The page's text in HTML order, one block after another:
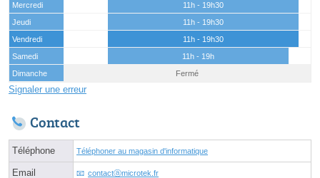
Mercredi
11h - 19h30
Jeudi
11h - 19h30
Vendredi
11h - 19h30
Samedi
11h - 19h
Dimanche
Fermé
Signaler une erreur
Contact
Téléphone Téléphoner au magasin d'informatique
Email contactⓐmicrotek.fr